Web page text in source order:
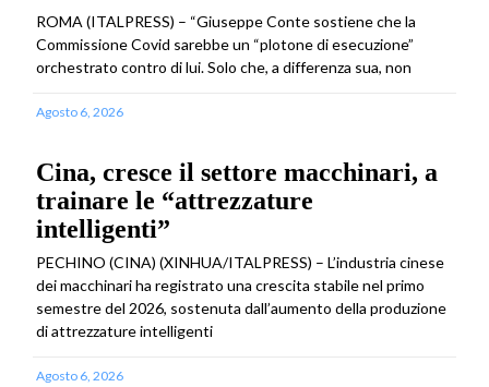
ROMA (ITALPRESS) – “Giuseppe Conte sostiene che la
Commissione Covid sarebbe un “plotone di esecuzione”
orchestrato contro di lui. Solo che, a differenza sua, non
Agosto 6, 2026
Cina, cresce il settore macchinari, a
trainare le “attrezzature
intelligenti”
PECHINO (CINA) (XINHUA/ITALPRESS) – L’industria cinese
dei macchinari ha registrato una crescita stabile nel primo
semestre del 2026, sostenuta dall’aumento della produzione
di attrezzature intelligenti
Agosto 6, 2026